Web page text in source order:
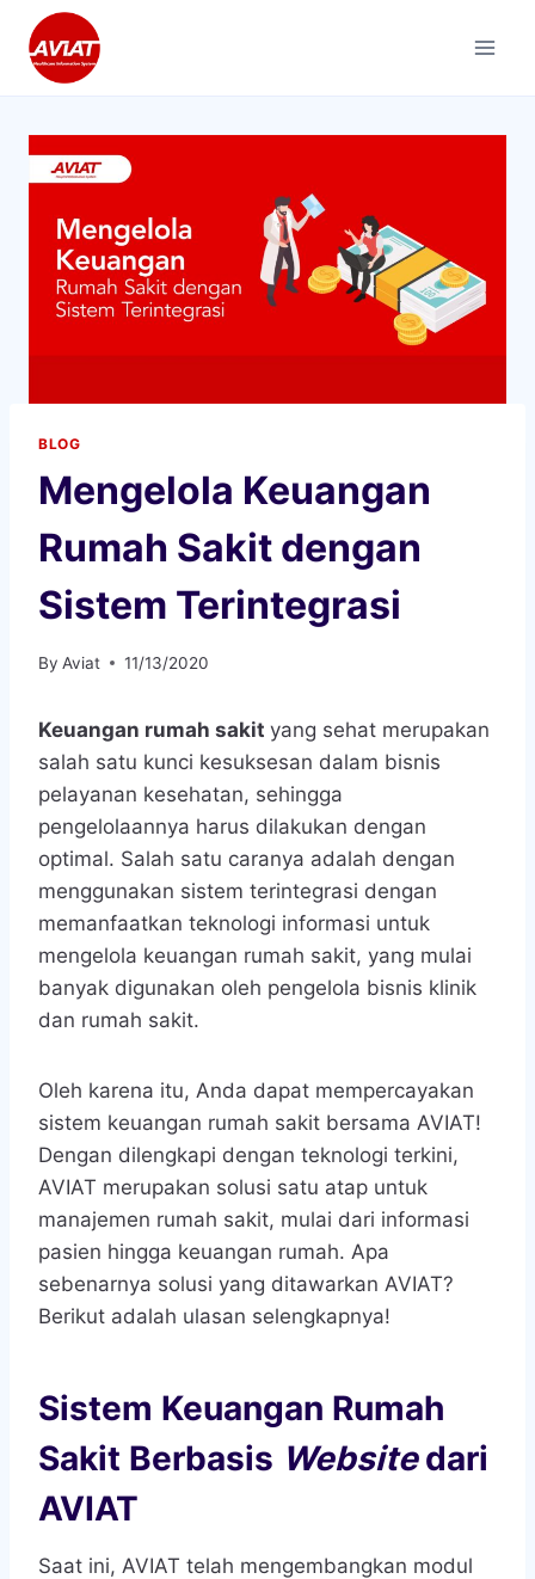
content
BLOG
Mengelola Keuangan
Rumah Sakit dengan
Sistem Terintegrasi
By Aviat 11/13/2020
Keuangan rumah sakit yang sehat merupakan
salah satu kunci kesuksesan dalam bisnis
pelayanan kesehatan, sehingga
pengelolaannya harus dilakukan dengan
optimal. Salah satu caranya adalah dengan
menggunakan sistem terintegrasi dengan
memanfaatkan teknologi informasi untuk
mengelola keuangan rumah sakit, yang mulai
banyak digunakan oleh pengelola bisnis klinik
dan rumah sakit.
Oleh karena itu, Anda dapat mempercayakan
sistem keuangan rumah sakit bersama AVIAT!
Dengan dilengkapi dengan teknologi terkini,
AVIAT merupakan solusi satu atap untuk
manajemen rumah sakit, mulai dari informasi
pasien hingga keuangan rumah. Apa
sebenarnya solusi yang ditawarkan AVIAT?
Berikut adalah ulasan selengkapnya!
Sistem Keuangan Rumah
Sakit Berbasis Websitedari
AVIAT
Saat ini, AVIAT telah mengembangkan modul